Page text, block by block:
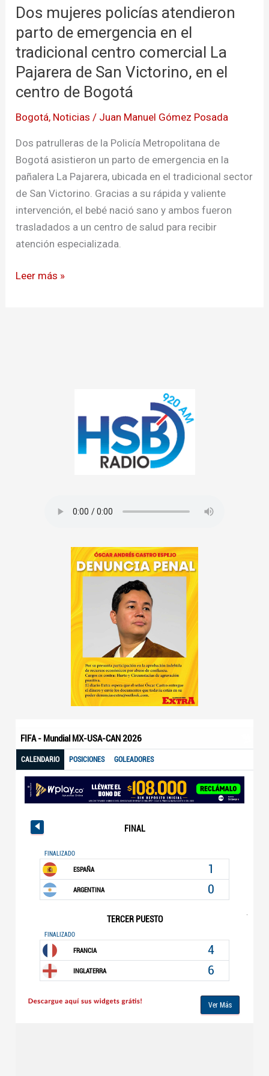
Dos mujeres policías atendieron
parto de emergencia en el
tradicional centro comercial La
Pajarera de San Victorino, en el
centro de Bogotá
Bogotá, Noticias / Juan Manuel Gómez Posada
Dos patrulleras de la Policía Metropolitana de
Bogotá asistieron un parto de emergencia en la
pañalera La Pajarera, ubicada en el tradicional sector
de San Victorino. Gracias a su rápida y valiente
intervención, el bebé nació sano y ambos fueron
trasladados a un centro de salud para recibir
atención especializada.
policías
atendieron
parto
de
emergencia
en
el
centro
comercial
La
Pajarera
de
San
Victorino,
el
Leer más »